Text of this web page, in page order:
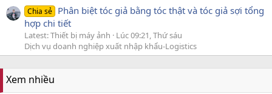
Chia sẻ Phân biệt tóc giả bằng tóc thật và tóc giả sợi tổng
hợp chi tiết
Latest: Thiết bị máy ảnh
Lúc 09:21, Thứ sáu
Dịch vụ doanh nghiệp xuất nhập khẩu-Logistics
Xem nhiều